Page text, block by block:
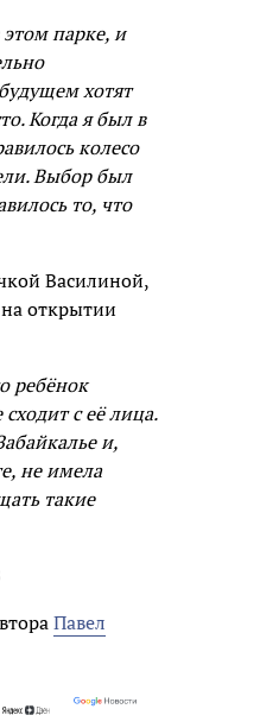
парке, и
хотят
Когда я был в
колесо
Выбор был
то, что
Василиной,
открытии
ребёнок
с её лица.
и,
не имела
такие
Павел